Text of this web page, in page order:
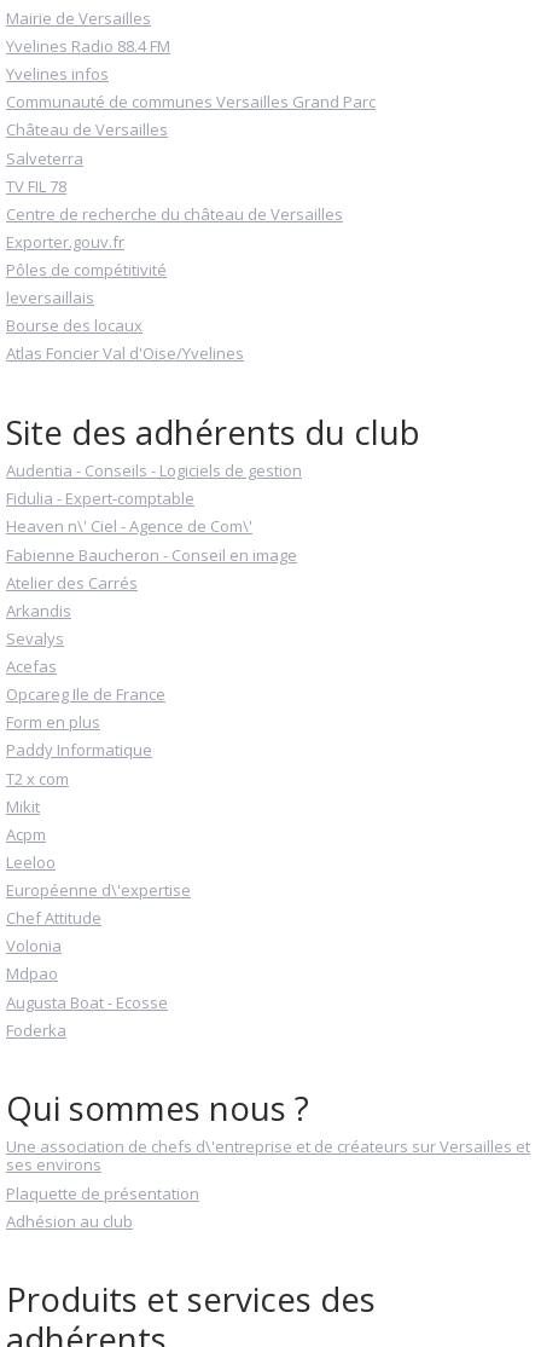
Mairie de Versailles
Yvelines Radio 88.4 FM
Yvelines infos
Communauté de communes Versailles Grand Parc
Château de Versailles
Salveterra
TV FIL 78
Centre de recherche du château de Versailles
Exporter.gouv.fr
Pôles de compétitivité
leversaillais
Bourse des locaux
Atlas Foncier Val d'Oise/Yvelines
Site des adhérents du club
Audentia - Conseils - Logiciels de gestion
Fidulia - Expert-comptable
Heaven n\' Ciel - Agence de Com\'
Fabienne Baucheron - Conseil en image
Atelier des Carrés
Arkandis
Sevalys
Acefas
Opcareg Ile de France
Form en plus
Paddy Informatique
T2 x com
Mikit
Acpm
Leeloo
Européenne d\'expertise
Chef Attitude
Volonia
Mdpao
Augusta Boat - Ecosse
Foderka
Qui sommes nous ?
Une association de chefs d\'entreprise et de créateurs sur Versailles et
ses environs
Plaquette de présentation
Adhésion au club
Produits et services des